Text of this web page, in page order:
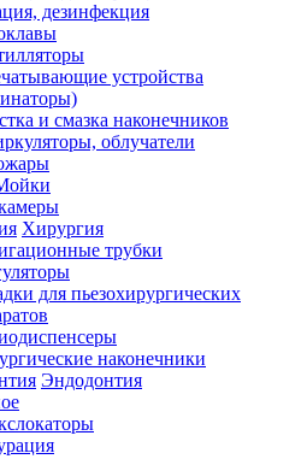
дезинфекция
устройства
и смазка наконечников
облучатели
Хирургия
трубки
для пьезохирургических
наконечники
Эндодонтия